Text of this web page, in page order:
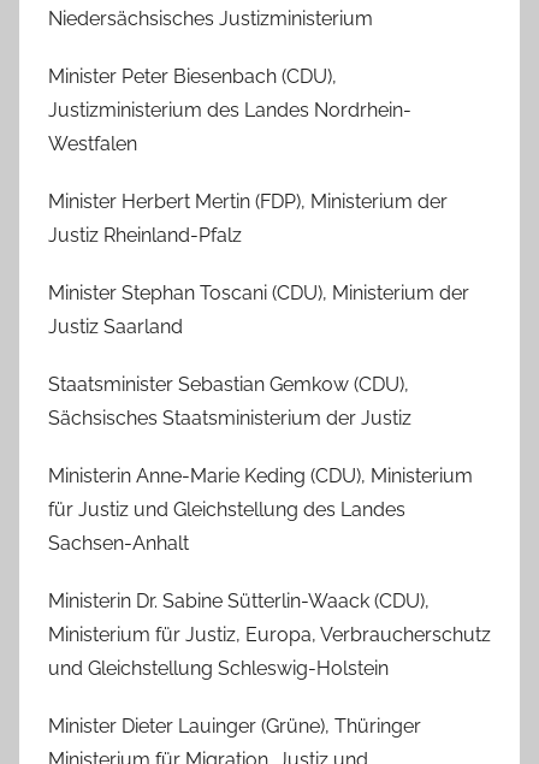
Niedersächsisches Justizministerium
Minister Peter Biesenbach (CDU),
Justizministerium des Landes Nordrhein-
Westfalen
Minister Herbert Mertin (FDP), Ministerium der
Justiz Rheinland-Pfalz
Minister Stephan Toscani (CDU), Ministerium der
Justiz Saarland
Staatsminister Sebastian Gemkow (CDU),
Sächsisches Staatsministerium der Justiz
Ministerin Anne-Marie Keding (CDU), Ministerium
für Justiz und Gleichstellung des Landes
Sachsen-Anhalt
Ministerin Dr. Sabine Sütterlin-Waack (CDU),
Ministerium für Justiz, Europa, Verbraucherschutz
und Gleichstellung Schleswig-Holstein
Minister Dieter Lauinger (Grüne), Thüringer
Ministerium für Migration, Justiz und